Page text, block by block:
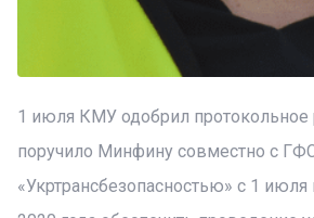
1 июля КМУ одобрил
поручило Минфину совместно с
«Укртрансбезопасностью» с 1 июля